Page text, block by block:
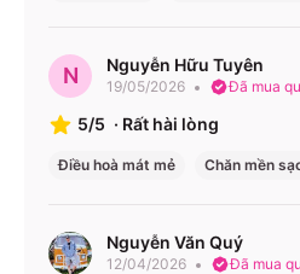
N Nguyễn Hữu Tuyên
19/05/2026 Đã mua
5/5 · Rất hài lòng
Điều hoà mát mẻ Chăn mền
Nguyễn Văn Quý
12/04/2026 Đã mua